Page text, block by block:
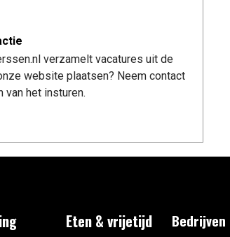
verzamelt vacatures uit de
website plaatsen? Neem contact
van het insturen.
Eten & vrijetijd Bedrijven